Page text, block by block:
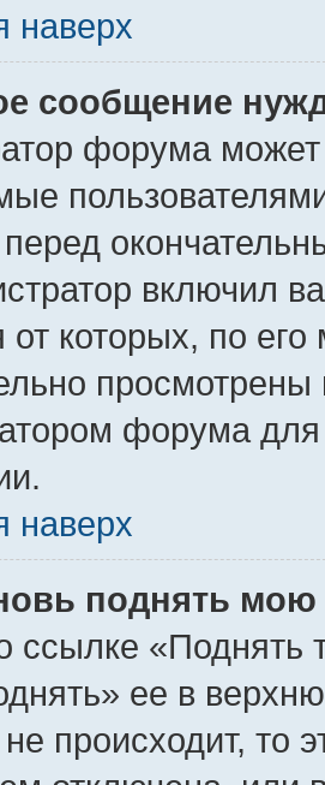
наверх
сообщение
форума
включил
которых, по
форума
наверх
поднять мою
ссылке «Поднять
ее в
происходит, то